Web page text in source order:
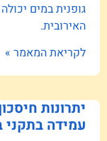
גופנית במים
האירובית.
לקריאת המאמר »
יתרונות
עמידה בתקני